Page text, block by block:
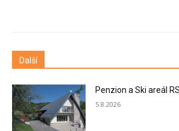
Další
Penzion a Ski areál
5.8.2026